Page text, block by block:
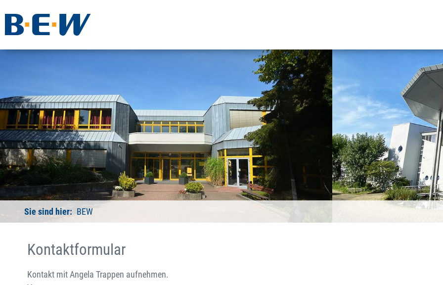
Sie sind hier: BEW
Kontaktformular
Kontakt mit Angela Trappen aufnehmen.